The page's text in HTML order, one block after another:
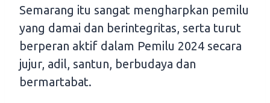
Semarang itu sangat mengharpkan pemilu
yang damai dan berintegritas, serta turut
berperan aktif dalam Pemilu 2024 secara
jujur, adil, santun, berbudaya dan
bermartabat.